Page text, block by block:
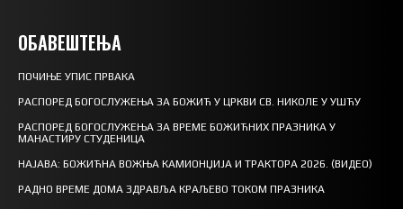
ОБАВЕШТЕЊА
ПОЧИЊЕ УПИС ПРВАКА
РАСПОРЕД БОГОСЛУЖЕЊА ЗА БОЖИЋ У ЦРКВИ СВ. НИКОЛЕ У УШЋУ
РАСПОРЕД БОГОСЛУЖЕЊА ЗА ВРЕМЕ БОЖИЋНИХ ПРАЗНИКА У
МАНАСТИРУ СТУДЕНИЦА
НАЈАВА: БОЖИЋНА ВОЖЊА КАМИОНЏИЈА И ТРАКТОРА 2026. (ВИДЕО)
РАДНО ВРЕМЕ ДОМА ЗДРАВЉА КРАЉЕВО ТОКОМ ПРАЗНИКА